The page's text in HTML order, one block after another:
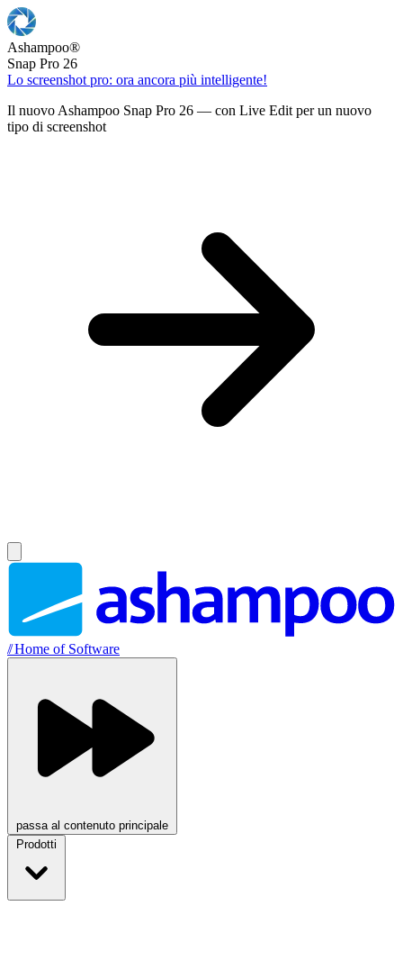
Ashampoo®
Snap Pro 26
Lo screenshot pro: ora ancora più intelligente!
Il nuovo Ashampoo Snap Pro 26 — con Live Edit per un nuovo
tipo di screenshot
//Home of Software
passa al contenuto principale
Prodotti